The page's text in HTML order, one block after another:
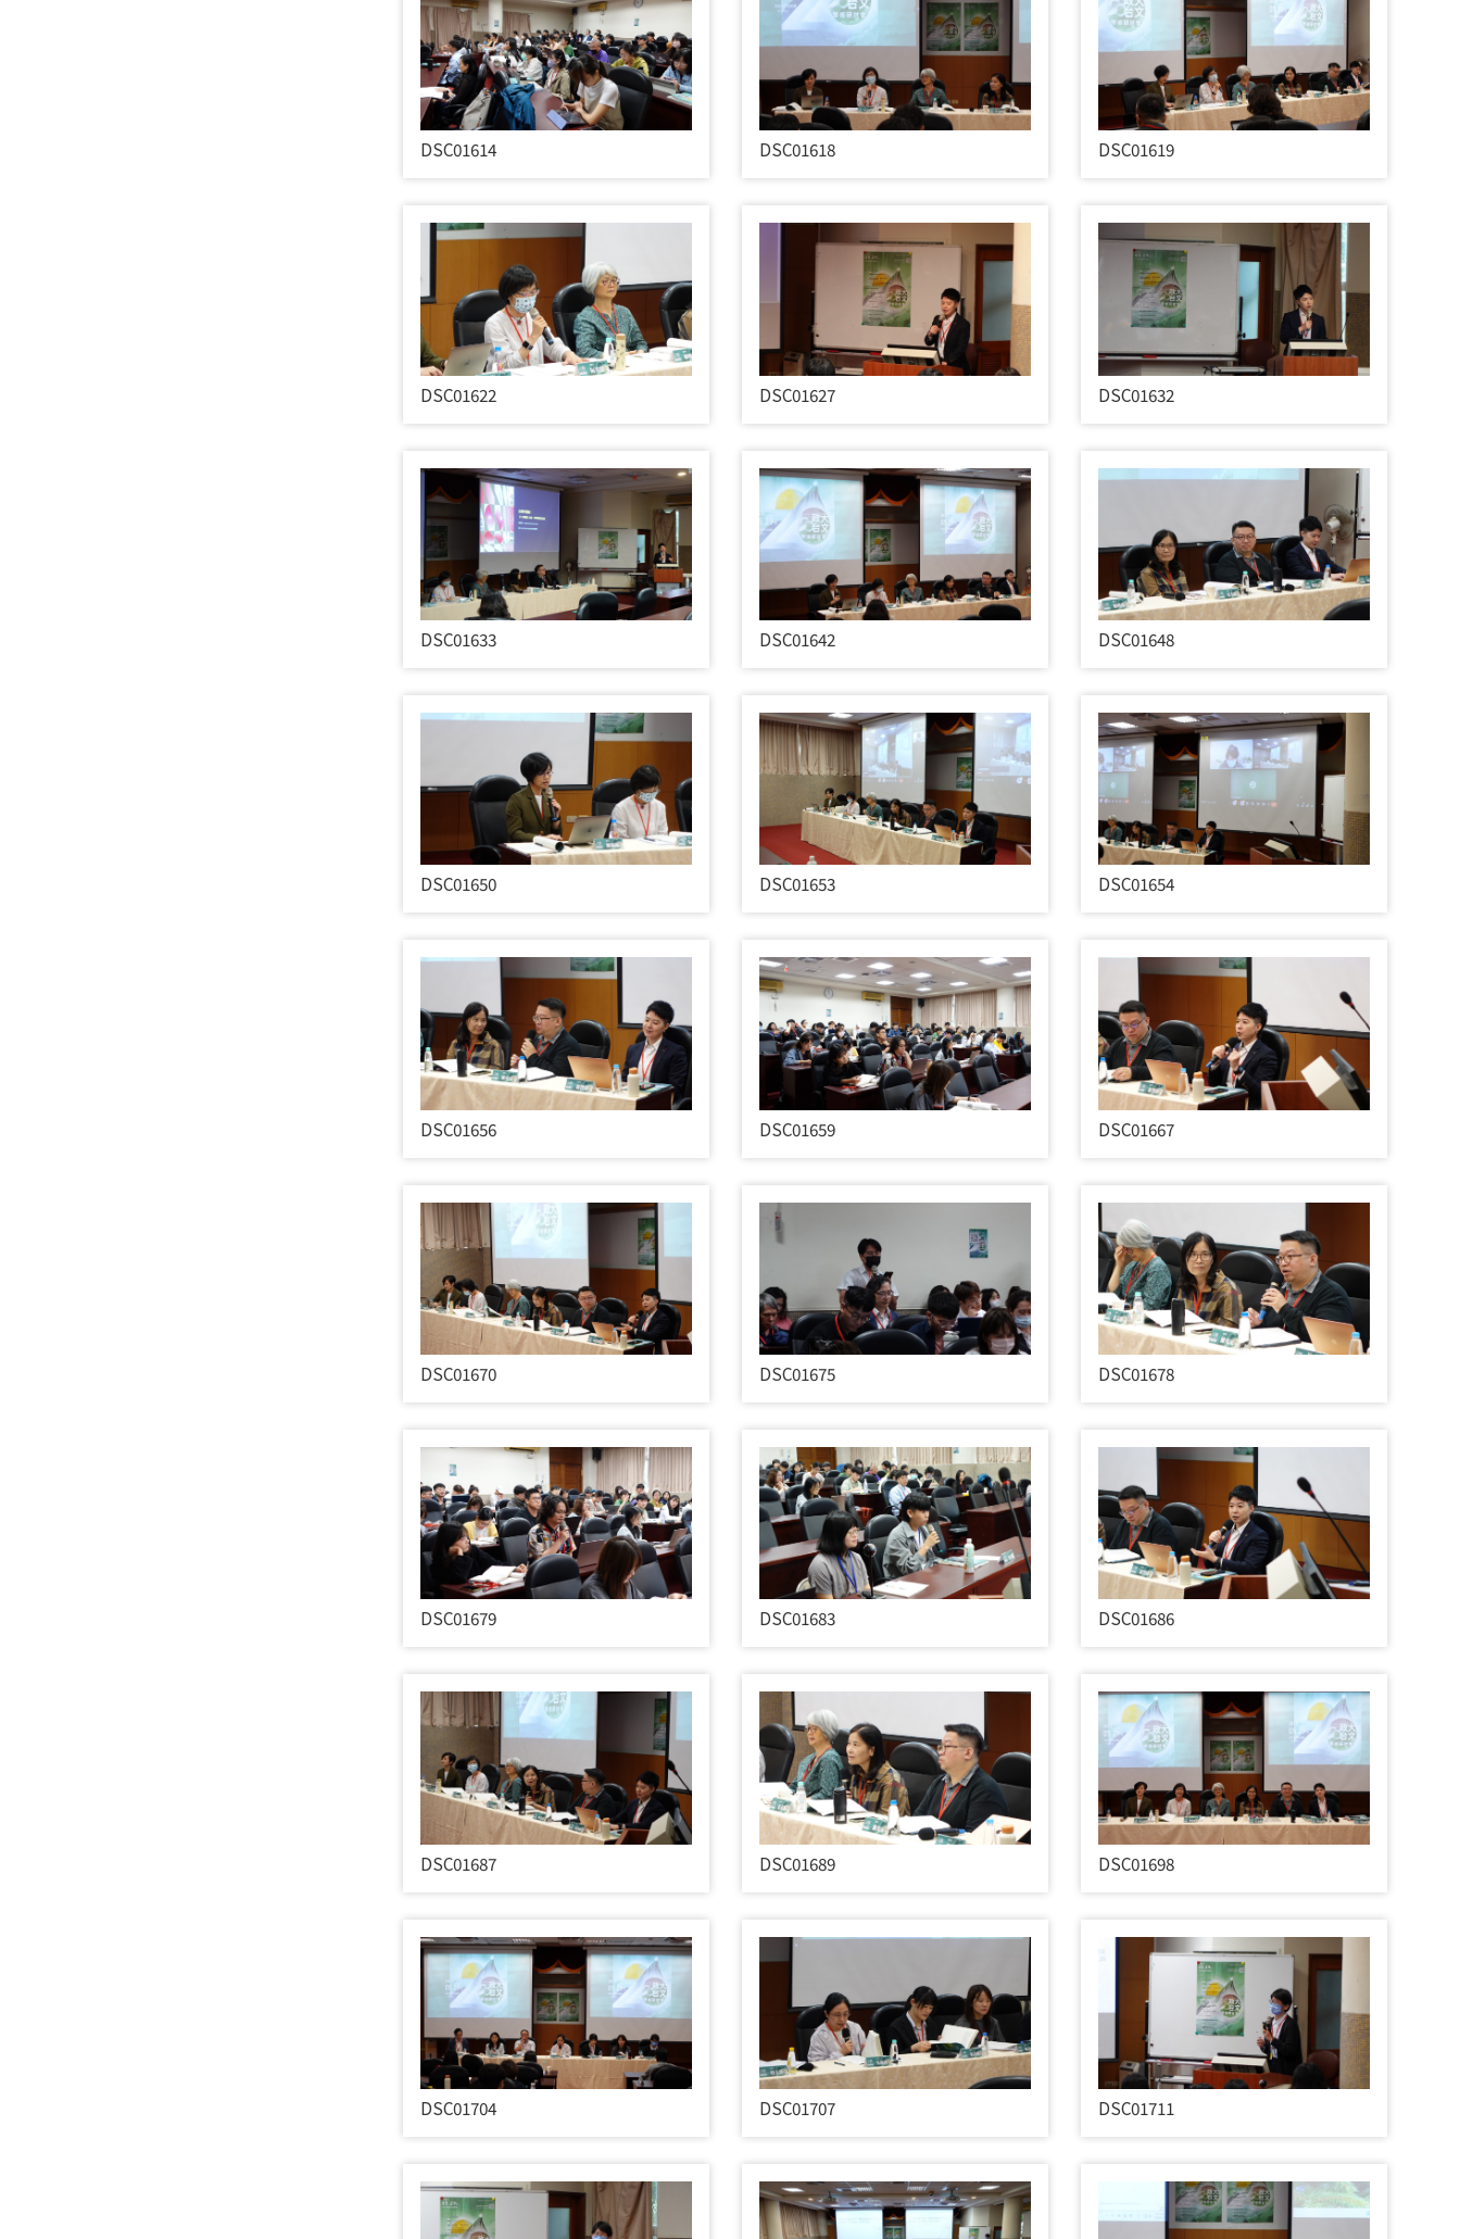
DSC01614 DSC01618 DSC01619
DSC01622 DSC01627 DSC01632
DSC01633 DSC01642 DSC01648
DSC01650 DSC01653 DSC01654
DSC01656 DSC01659 DSC01667
DSC01670 DSC01675 DSC01678
DSC01679 DSC01683 DSC01686
DSC01687 DSC01689 DSC01698
DSC01704 DSC01707 DSC01711